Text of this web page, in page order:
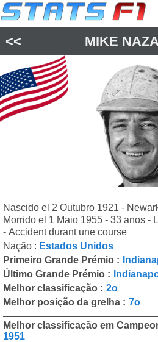
<< MIKE
Nascido el 2 Outubro 1921 -
Morrido el 1 Maio 1955 - 33 anos -
- Accident durant une course
Nação : Estados Unidos
Primeiro Grande Prémio :
Último Grande Prémio :
Melhor classificação : 2o
Melhor posição da grelha : 7o
Melhor classificação em
1951